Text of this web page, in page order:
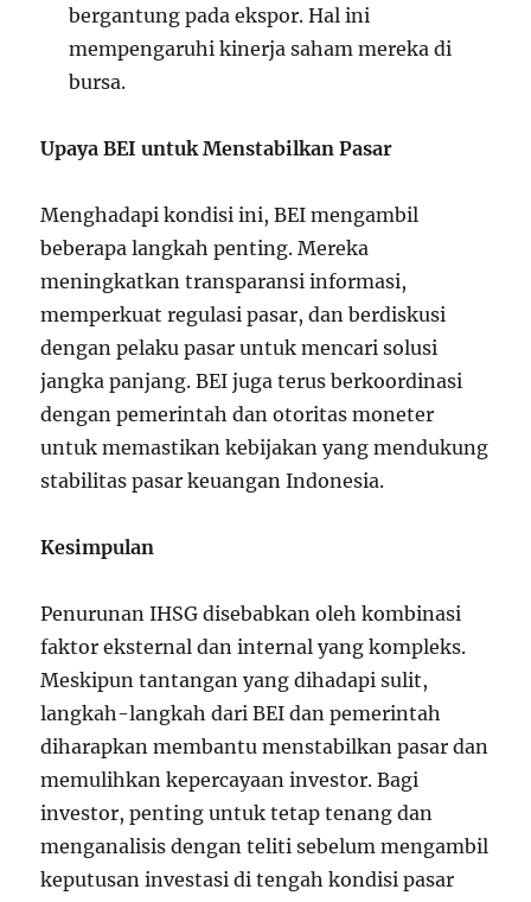
bergantung pada ekspor. Hal ini
mempengaruhi kinerja saham mereka di
bursa.
Upaya BEI untuk Menstabilkan Pasar
Menghadapi kondisi ini, BEI mengambil
beberapa langkah penting. Mereka
meningkatkan transparansi informasi,
memperkuat regulasi pasar, dan berdiskusi
dengan pelaku pasar untuk mencari solusi
jangka panjang. BEI juga terus berkoordinasi
dengan pemerintah dan otoritas moneter
untuk memastikan kebijakan yang mendukung
stabilitas pasar keuangan Indonesia.
Kesimpulan
Penurunan IHSG disebabkan oleh kombinasi
faktor eksternal dan internal yang kompleks.
Meskipun tantangan yang dihadapi sulit,
langkah-langkah dari BEI dan pemerintah
diharapkan membantu menstabilkan pasar dan
memulihkan kepercayaan investor. Bagi
investor, penting untuk tetap tenang dan
menganalisis dengan teliti sebelum mengambil
keputusan investasi di tengah kondisi pasar